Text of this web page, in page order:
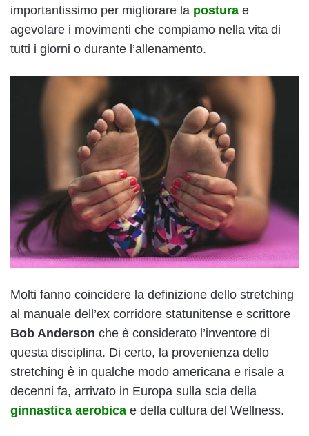
importantissimo per migliorare la postura e
agevolare i movimenti che compiamo nella vita di
tutti i giorni o durante l’allenamento.
Molti fanno coincidere la definizione dello stretching
al manuale dell’ex corridore statunitense e scrittore
Bob Anderson che è considerato l’inventore di
questa disciplina. Di certo, la provenienza dello
stretching è in qualche modo americana e risale a
decenni fa, arrivato in Europa sulla scia della
ginnastica aerobica e della cultura del Wellness.